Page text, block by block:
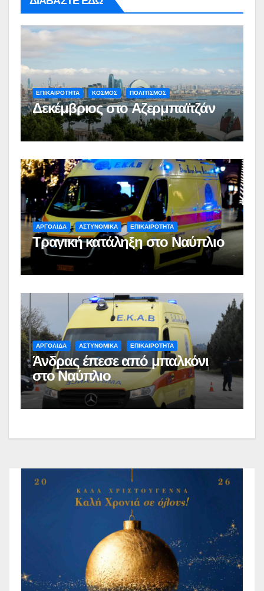
ΕΠΙΚΑΙΡΟΤΗΤΑ ΚΟΣΜΟΣ ΠΟΛΙΤΙΣΜΟΣ
Δεκέμβριος στο Αζερμπαϊτζάν
ΑΡΓΟΛΙΔΑ ΑΣΤΥΝΟΜΙΚΑ ΕΠΙΚΑΙΡΟΤΗΤΑ
Τραγική κατάληξη στο Ναύπλιο
ΑΡΓΟΛΙΔΑ ΑΣΤΥΝΟΜΙΚΑ ΕΠΙΚΑΙΡΟΤΗΤΑ
Άνδρας έπεσε από μπαλκόνι
στο Ναύπλιο